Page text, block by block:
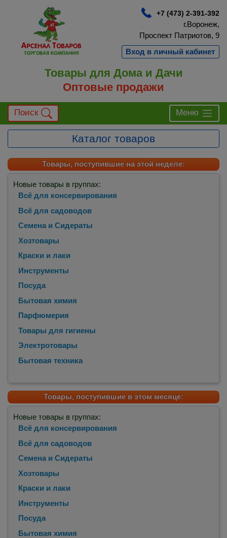
+7 (473) 2-391-392
г.Воронеж,
Проспект Патриотов, 9
Вход в личный кабинет
Товары для Дома и Дачи
Оптовые продажи
Поиск Меню
Каталог товаров
Товары, поступившие на этой неделе:
Новые товары в группах:
Всё для консервирования
Всё для садоводов
Семена и Сидераты
Хозтовары
Краски и лаки
Инструменты
Посуда
Бытовая химия
Парфюмерия
Товары для гигиены
Электротовары
Бытовая техника
Товары, поступившие в этом месяце:
Новые товары в группах:
Всё для консервирования
Всё для садоводов
Семена и Сидераты
Хозтовары
Краски и лаки
Инструменты
Посуда
Бытовая химия